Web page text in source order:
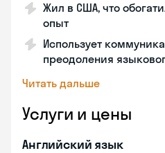
Жил в США, что
опыт
Использует
преодоления
Читать дальше
Услуги и цены
Английский язык